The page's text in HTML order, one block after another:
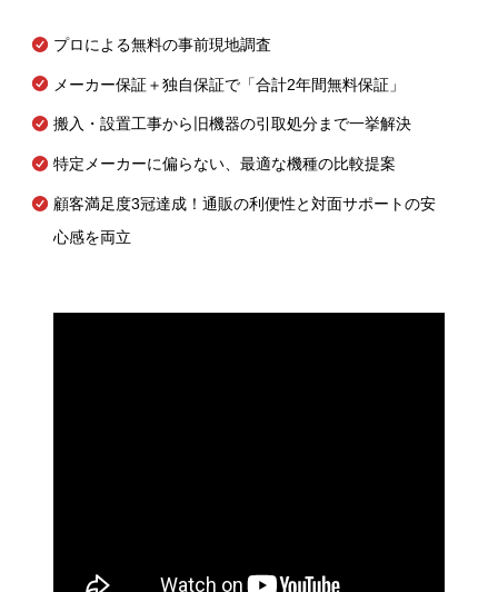
プロによる無料の事前現地調査
メーカー保証＋独自保証で「合計2年間無料保証」
搬入・設置工事から旧機器の引取処分まで一挙解決
特定メーカーに偏らない、最適な機種の比較提案
顧客満足度3冠達成！通販の利便性と対面サポートの安
心感を両立